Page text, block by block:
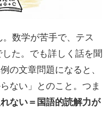
数学が苦手で、テス
た。でも詳しく話を聞
の文章問題になると、
ない」とのこと。つま
ない＝国語的読解力が